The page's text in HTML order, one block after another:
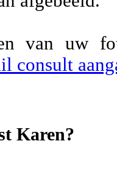
van uw
consult
Karen?